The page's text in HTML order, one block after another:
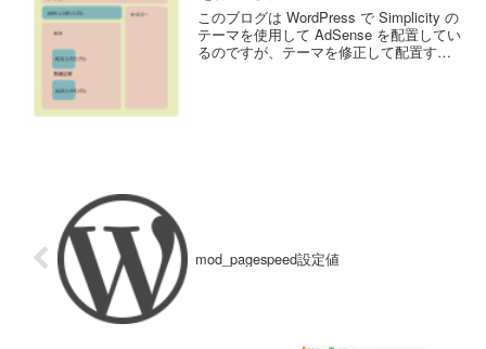
このブログは WordPress で Simplicity の
テーマを使用して AdSense を配置してい
るのですが、テーマを修正して配置する
mod_pagespeed設定値